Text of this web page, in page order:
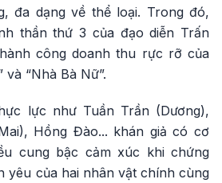
đa dạng về thể loại. Trong đó,
thần thứ 3 của đạo diễn Trấn
công doanh thu rực rỡ của
và “Nhà Bà Nữ”.
lực như Tuần Trần (Dương),
Hồng Đào... khán giả có cơ
cung bậc cảm xúc khi chứng
yêu của hai nhân vật chính cùng